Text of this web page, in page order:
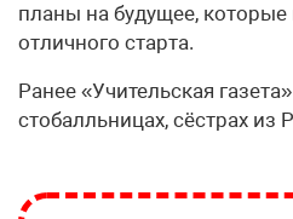
планы на будущее, которые
отличного старта.
Ранее «Учительская газета»
стобалльницах, сёстрах из